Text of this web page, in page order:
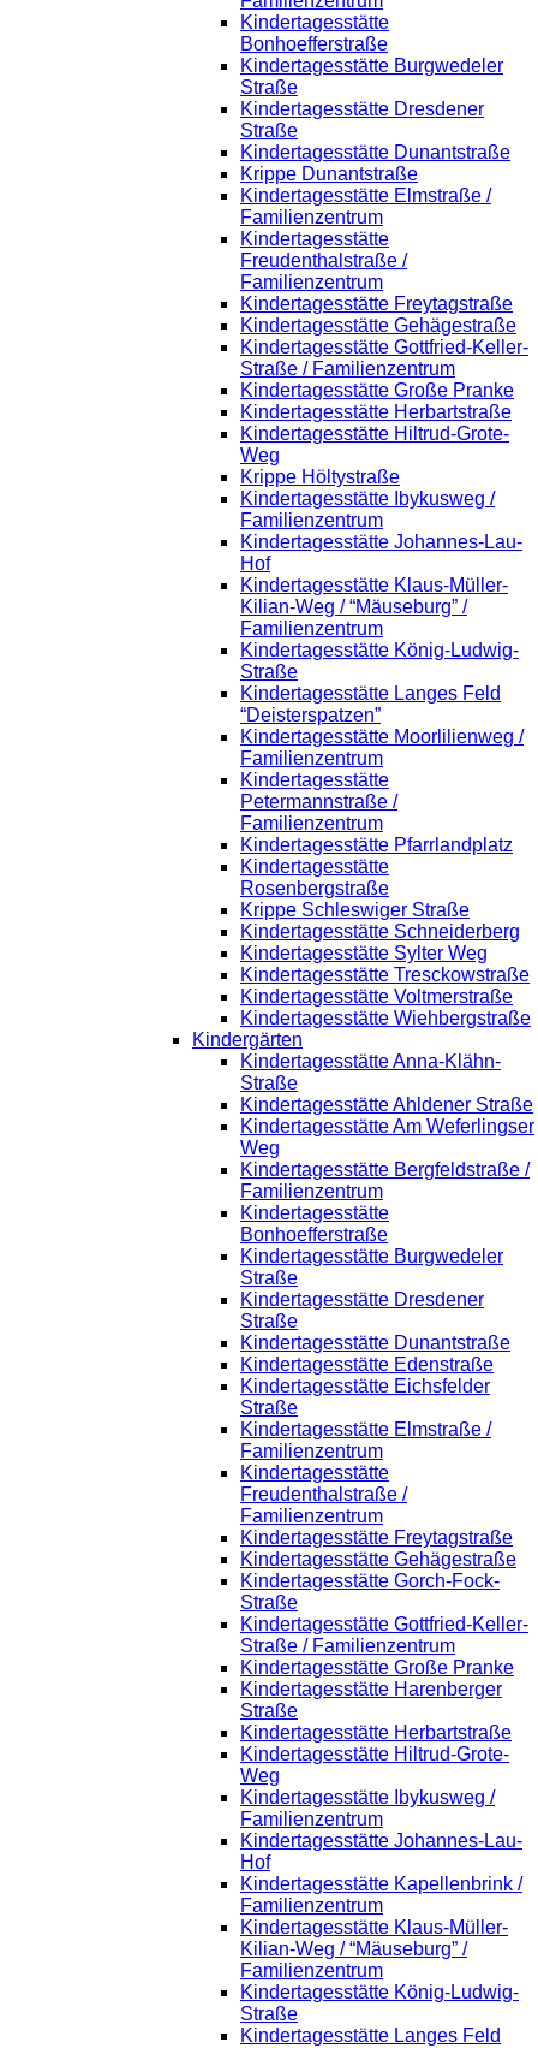
Kindertagesstätte
Bonhoefferstraße
Kindertagesstätte Burgwedeler
Straße
Kindertagesstätte Dresdener
Straße
Kindertagesstätte Dunantstraße
Krippe Dunantstraße
Kindertagesstätte Elmstraße /
Familienzentrum
Kindertagesstätte
Freudenthalstraße /
Familienzentrum
Kindertagesstätte Freytagstraße
Kindertagesstätte Gehägestraße
Kindertagesstätte Gottfried-Keller-
Straße / Familienzentrum
Kindertagesstätte Große Pranke
Kindertagesstätte Herbartstraße
Kindertagesstätte Hiltrud-Grote-
Weg
Krippe Höltystraße
Kindertagesstätte Ibykusweg /
Familienzentrum
Kindertagesstätte Johannes-Lau-
Hof
Kindertagesstätte Klaus-Müller-
Kilian-Weg / “Mäuseburg” /
Familienzentrum
Kindertagesstätte König-Ludwig-
Straße
Kindertagesstätte Langes Feld
“Deisterspatzen”
Kindertagesstätte Moorlilienweg /
Familienzentrum
Kindertagesstätte
Petermannstraße /
Familienzentrum
Kindertagesstätte Pfarrlandplatz
Kindertagesstätte
Rosenbergstraße
Krippe Schleswiger Straße
Kindertagesstätte Schneiderberg
Kindertagesstätte Sylter Weg
Kindertagesstätte Tresckowstraße
Kindertagesstätte Voltmerstraße
Kindertagesstätte Wiehbergstraße
Kindergärten
Kindertagesstätte Anna-Klähn-
Straße
Kindertagesstätte Ahldener Straße
Kindertagesstätte Am Weferlingser
Weg
Kindertagesstätte Bergfeldstraße /
Familienzentrum
Kindertagesstätte
Bonhoefferstraße
Kindertagesstätte Burgwedeler
Straße
Kindertagesstätte Dresdener
Straße
Kindertagesstätte Dunantstraße
Kindertagesstätte Edenstraße
Kindertagesstätte Eichsfelder
Straße
Kindertagesstätte Elmstraße /
Familienzentrum
Kindertagesstätte
Freudenthalstraße /
Familienzentrum
Kindertagesstätte Freytagstraße
Kindertagesstätte Gehägestraße
Kindertagesstätte Gorch-Fock-
Straße
Kindertagesstätte Gottfried-Keller-
Straße / Familienzentrum
Kindertagesstätte Große Pranke
Kindertagesstätte Harenberger
Straße
Kindertagesstätte Herbartstraße
Kindertagesstätte Hiltrud-Grote-
Weg
Kindertagesstätte Ibykusweg /
Familienzentrum
Kindertagesstätte Johannes-Lau-
Hof
Kindertagesstätte Kapellenbrink /
Familienzentrum
Kindertagesstätte Klaus-Müller-
Kilian-Weg / “Mäuseburg” /
Familienzentrum
Kindertagesstätte König-Ludwig-
Straße
Kindertagesstätte Langes Feld